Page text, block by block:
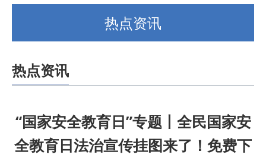
热点资讯
热点资讯
“国家安全教育日”专题丨全民国家安
全教育日法治宣传挂图来了！免费下